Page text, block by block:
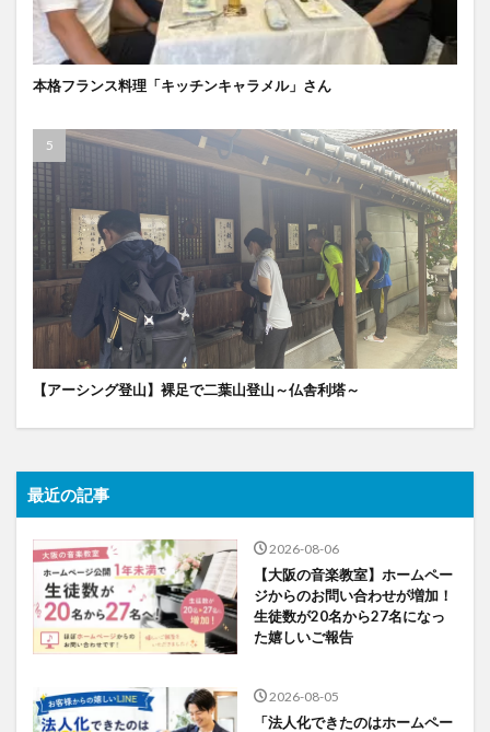
本格フランス料理「キッチンキャラメル」さん
【アーシング登山】裸足で二葉山登山～仏舎利塔～
最近の記事
2026-08-06
【大阪の音楽教室】ホームペー
ジからのお問い合わせが増加！
生徒数が20名から27名になっ
た嬉しいご報告
2026-08-05
「法人化できたのはホームペー